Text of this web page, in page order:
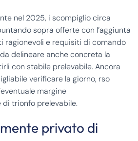
nel 2025, i scompiglio circa
sopra offerte con l’aggiunta
ragionevoli e requisiti di comando
delineare anche concreta la
con stabile prelevabile. Ancora
verificare la giorno, rso
margine
trionfo prelevabile.
privato di